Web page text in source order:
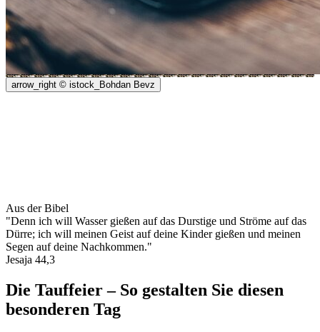
arrow_right © istock_Bohdan Bevz
Aus der Bibel
"Denn ich will Wasser gießen auf das Durstige und Ströme auf das
Dürre; ich will meinen Geist auf deine Kinder gießen und meinen
Segen auf deine Nachkommen."
Jesaja 44,3
Die Tauffeier – So gestalten Sie diesen
besonderen Tag